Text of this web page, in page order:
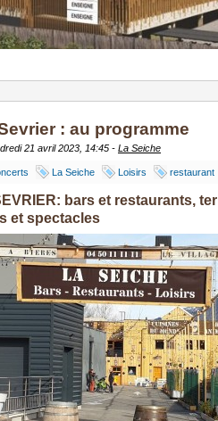
: au programme
21 avril 2023, 14:45 - La Seiche
La Seiche Loisirs restaurant
bars et restaurants,
et spectacles